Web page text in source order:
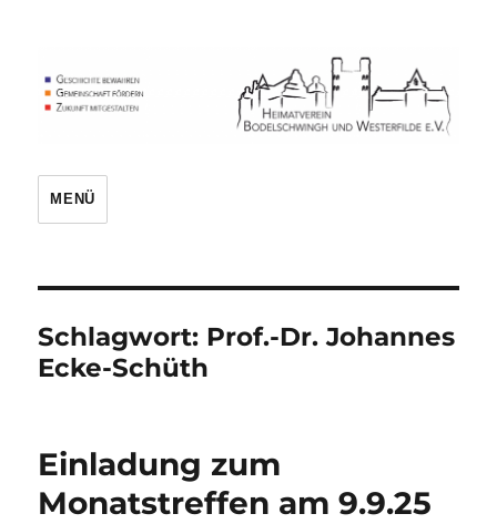
MENÜ
Schlagwort: Prof.-Dr. Johannes
Ecke-Schüth
Einladung zum
Monatstreffen am 9.9.25